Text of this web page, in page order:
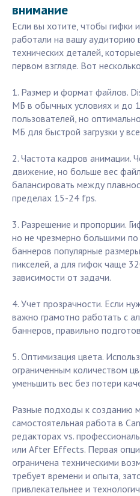
внимание
Если вы хотите, чтобы гифки
работали на вашу аудиторию
технических деталей,
первом взгляде. Вот
1. Размер и формат файлов.
МБ в обычных условиях и до
пользователей, но
МБ для быстрой загрузки у
2. Частота кадров анимации.
движение, но больше вес
балансировать между
пределах 15-24 fps.
3. Разрешение и пропорции.
но не чрезмерно большими
баннеров популярные
пикселей, а для гифок чаще
зависимости от задачи.
4. Учет прозрачности. Если
важно грамотно работать с
баннеров, правильно
5. Оптимизация цвета.
ограниченным количеством
уменьшить вес без потери
Разные подходы к созданию
самостоятельная работа в
редакторах vs.
или After Effects. Первая
ограничена техническими
требует времени и опыта,
привлекательнее и